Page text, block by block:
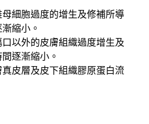
細胞過度的增生及修補所導
縮小。
以外的皮膚組織過度增生及
逐漸縮小。
皮層及皮下組織膠原蛋白流